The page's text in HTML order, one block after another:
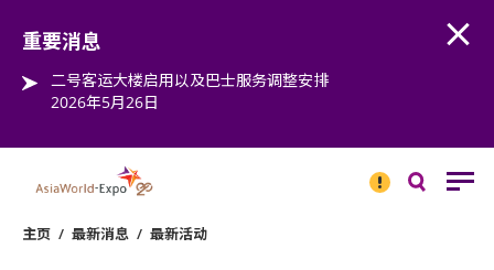
重要消息
二号客运大楼启用以及巴士服务调整安排
2026年5月26日
消息
主页 / 最新消息 / 最新活动